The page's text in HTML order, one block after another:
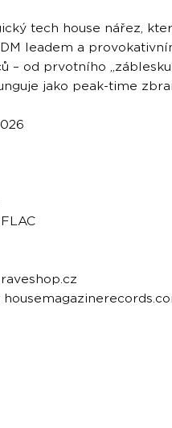
tech house nářez,
leadem a
– od prvotního
jako peak-time